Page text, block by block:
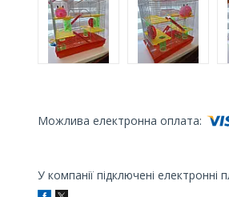
У компанії підключені